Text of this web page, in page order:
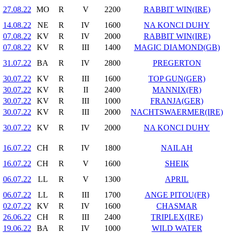
27.08.22
MO R V 2200
RABBIT WIN(IRE)
14.08.22
NE R IV 1600
NA KONCI DUHY
07.08.22
KV R IV 2000
RABBIT WIN(IRE)
07.08.22
KV R III 1400
MAGIC DIAMOND(GB)
31.07.22
BA R IV 2800
PREGERTON
30.07.22
KV R III 1600
TOP GUN(GER)
30.07.22
KV R II 2400
MANNIX(FR)
30.07.22
KV R III 1000
FRANJA(GER)
30.07.22
KV R III 2000
NACHTSWAERMER(IRE)
30.07.22
KV R IV 2000 NA KONCI DUHY
16.07.22 CH R IV 1800
NAILAH
16.07.22
CH R V 1600
SHEIK
06.07.22
LL R V 1300
APRIL
06.07.22
LL R III 1700
ANGE PITOU(FR)
02.07.22
KV R IV 1600
CHASMAR
26.06.22
CH R III 2400
TRIPLEX(IRE)
19.06.22
BA R IV 1000
WILD WATER